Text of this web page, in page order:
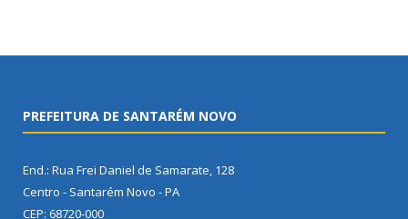
PREFEITURA DE SANTARÉM NOVO
End.: Rua Frei Daniel de Samarate, 128
Centro - Santarém Novo - PA
CEP: 68720-000